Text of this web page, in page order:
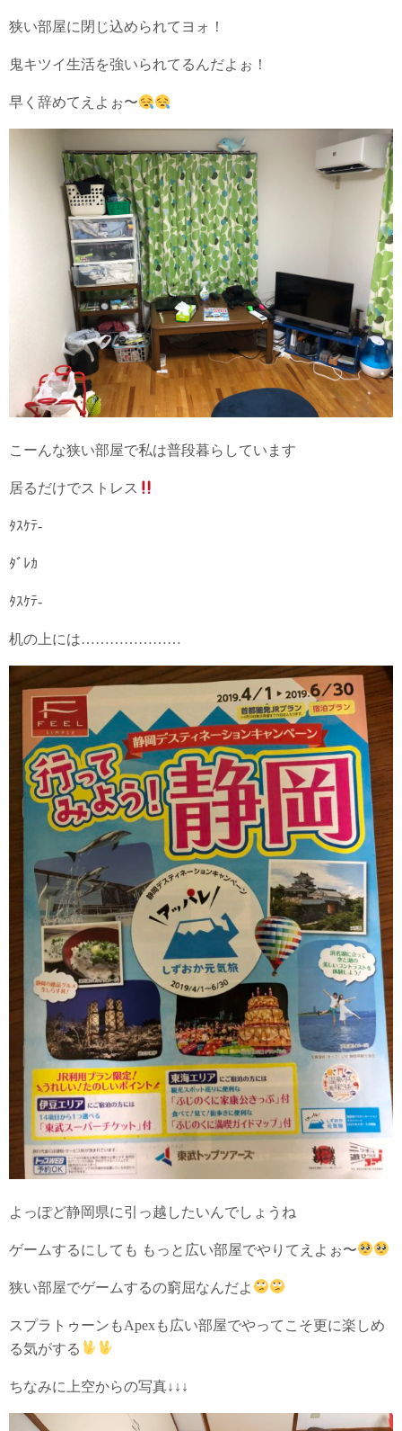
狭い部屋に閉じ込められてヨォ！
鬼キツイ生活を強いられてるんだよぉ！
早く辞めてえよぉ〜
こーんな狭い部屋で私は普段暮らしています
居るだけでストレス
ﾀｽｹﾃ-
ﾀﾞﾚｶ
ﾀｽｹﾃ-
机の上には…………………
よっぽど静岡県に引っ越したいんでしょうね
ゲームするにしても もっと広い部屋でやりてえよぉ〜
狭い部屋でゲームするの窮屈なんだよ
スプラトゥーンもApexも広い部屋でやってこそ更に楽しめ
る気がする
ちなみに上空からの写真↓↓↓